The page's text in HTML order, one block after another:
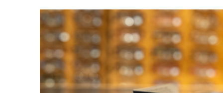
06 août 2026Consulter l'article "Éclipse solaire du 12
Le trafic ferroviaire adapté à
Bruxelles du 8 au 29 août pour des